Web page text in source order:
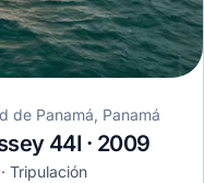
de Panamá, Panamá
44I · 2009
Tripulación